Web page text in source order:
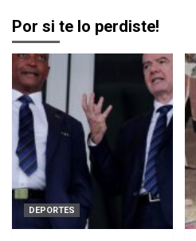
Por si te lo perdiste!
DEPORTES